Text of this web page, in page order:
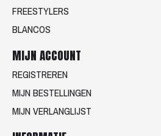
FREESTYLERS
BLANCOS
MIJN ACCOUNT
REGISTREREN
MIJN BESTELLINGEN
MIJN VERLANGLIJST